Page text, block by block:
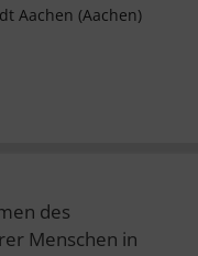
Aachen (Aachen)
des
Menschen in